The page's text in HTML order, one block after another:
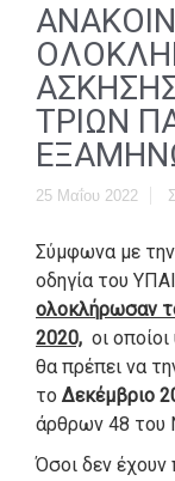
ΤΡΙΩΝ
25 Μαΐου 2022
Σύμφωνα με
οδηγία του
ολοκλήρωσαν
2020, οι
θα πρέπει να
το Δεκέμβριο
άρθρων 48 του
Όσοι δεν έχουν